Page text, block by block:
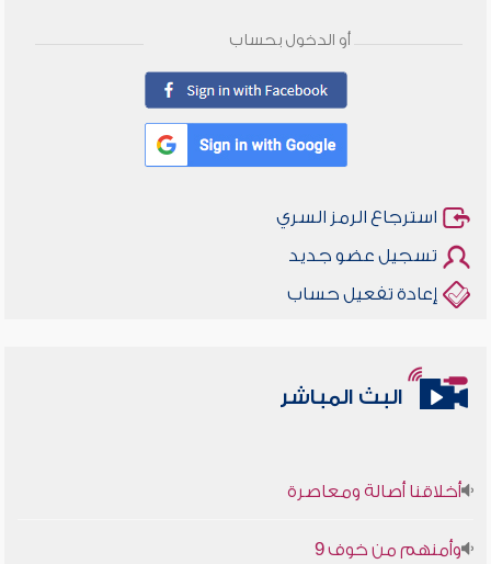
أو الدخول بحساب
استرجاع الرمز السري
تسجيل عضو جديد
إعادة تفعيل حساب
البث المباشر
أخلاقنا أصالة ومعاصرة
وأمنهم من خوف 9